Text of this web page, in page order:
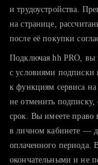
тратите много
хотите
и трудоустройства.
на странице,
после её покупки
Подключая hh PRO, вы
с условиями подписки
к функциям сервиса
не отменить подписку,
срок. Вы имеете право
в личном кабинете —
оплаченного периода.
окончательными и не